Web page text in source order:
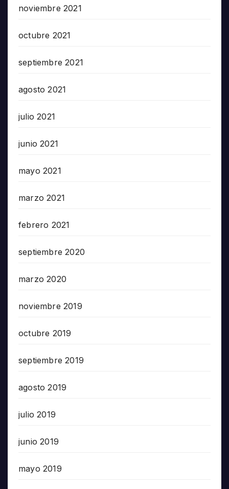
noviembre 2021
octubre 2021
septiembre 2021
agosto 2021
julio 2021
junio 2021
mayo 2021
marzo 2021
febrero 2021
septiembre 2020
marzo 2020
noviembre 2019
octubre 2019
septiembre 2019
agosto 2019
julio 2019
junio 2019
mayo 2019